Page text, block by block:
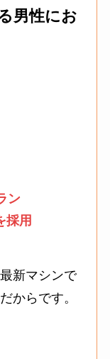
男性にお
ン
採用
新マシンで
からです。